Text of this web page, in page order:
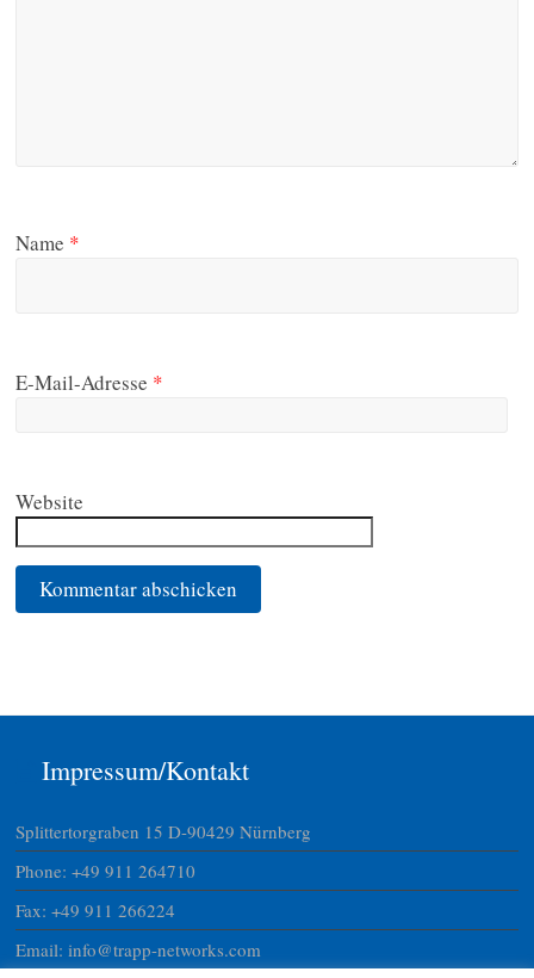
Name *
E-Mail-Adresse *
Website
Impressum/Kontakt
Splittertorgraben 15 D-90429 Nürnberg
Phone: +49 911 264710
Fax: +49 911 266224
Email: info@trapp-networks.com